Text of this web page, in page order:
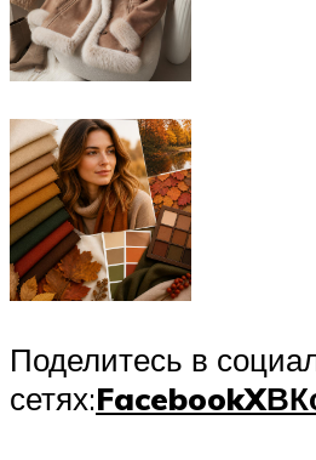
Поделитесь в
сетях:FacebookX